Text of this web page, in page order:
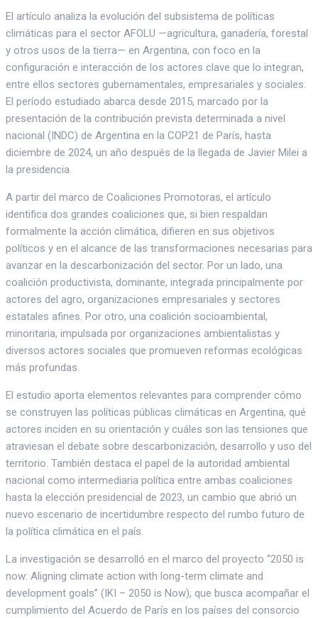
El artículo analiza la evolución del subsistema de políticas
climáticas para el sector AFOLU —agricultura, ganadería, forestal
y otros usos de la tierra— en Argentina, con foco en la
configuración e interacción de los actores clave que lo integran,
entre ellos sectores gubernamentales, empresariales y sociales.
El período estudiado abarca desde 2015, marcado por la
presentación de la contribución prevista determinada a nivel
nacional (INDC) de Argentina en la COP21 de París, hasta
diciembre de 2024, un año después de la llegada de Javier Milei a
la presidencia.
A partir del marco de Coaliciones Promotoras, el artículo
identifica dos grandes coaliciones que, si bien respaldan
formalmente la acción climática, difieren en sus objetivos
políticos y en el alcance de las transformaciones necesarias para
avanzar en la descarbonización del sector. Por un lado, una
coalición productivista, dominante, integrada principalmente por
actores del agro, organizaciones empresariales y sectores
estatales afines. Por otro, una coalición socioambiental,
minoritaria, impulsada por organizaciones ambientalistas y
diversos actores sociales que promueven reformas ecológicas
más profundas.
El estudio aporta elementos relevantes para comprender cómo
se construyen las políticas públicas climáticas en Argentina, qué
actores inciden en su orientación y cuáles son las tensiones que
atraviesan el debate sobre descarbonización, desarrollo y uso del
territorio. También destaca el papel de la autoridad ambiental
nacional como intermediaria política entre ambas coaliciones
hasta la elección presidencial de 2023, un cambio que abrió un
nuevo escenario de incertidumbre respecto del rumbo futuro de
la política climática en el país.
La investigación se desarrolló en el marco del proyecto “2050 is
now: Aligning climate action with long-term climate and
development goals” (IKI – 2050 is Now), que busca acompañar el
cumplimiento del Acuerdo de París en los países del consorcio